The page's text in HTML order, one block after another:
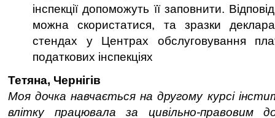
інспекції допоможуть її заповнити.
можна скористатися, та зразки
стендах у Центрах обслуговування
податкових інспекціях
Тетяна, Чернігів
Моя дочка навчається на другому курсі
влітку працювала за цивільно-правовим